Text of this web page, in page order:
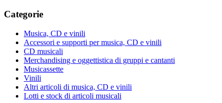
Categorie
Musica, CD e vinili
Accessori e supporti per musica, CD e vinili
CD musicali
Merchandising e oggettistica di gruppi e cantanti
Musicassette
Vinili
Altri articoli di musica, CD e vinili
Lotti e stock di articoli musicali